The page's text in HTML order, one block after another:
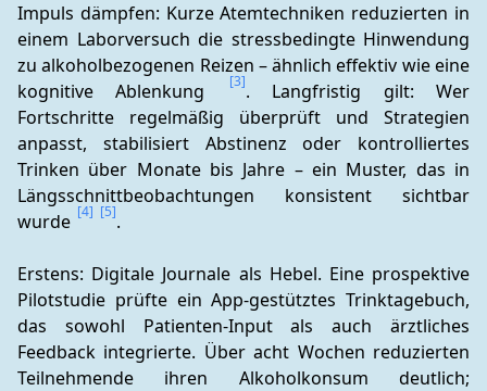
Impuls dämpfen: Kurze Atemtechniken reduzierten in
einem Laborversuch die stressbedingte Hinwendung
zu alkoholbezogenen Reizen – ähnlich effektiv wie eine
kognitive Ablenkung
[3]. Langfristig gilt: Wer
Fortschritte regelmäßig überprüft und Strategien
anpasst, stabilisiert Abstinenz oder kontrolliertes
Trinken über Monate bis Jahre – ein Muster, das in
Längsschnittbeobachtungen konsistent sichtbar
wurde [4] [5].
Erstens: Digitale Journale als Hebel. Eine prospektive
Pilotstudie prüfte ein App-gestütztes Trinktagebuch,
das sowohl Patienten-Input als auch ärztliches
Feedback integrierte. Über acht Wochen reduzierten
Teilnehmende ihren Alkoholkonsum deutlich;